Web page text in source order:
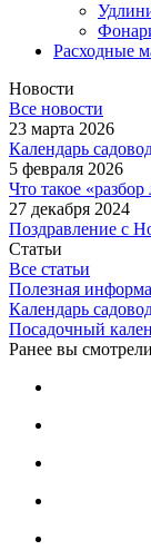
Расходные
Новости
Все новости
23 марта 2026
Календарь
5 февраля 2026
Что такое
27 декабря 2024
Поздравление с
Статьи
Все статьи
Полезная
Календарь
Посадочный
Ранее вы смотрели